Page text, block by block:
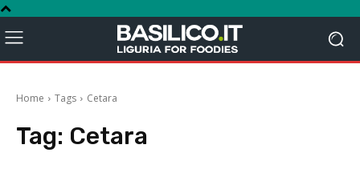
Home Tags Cetara
Tag: Cetara